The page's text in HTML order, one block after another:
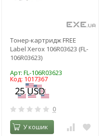
Тонер-картридж FREE
Label Xerox 106R03623 (FL-
106R03623)
Арт: FL-106R03623
Код: 1017367
0
У кошик